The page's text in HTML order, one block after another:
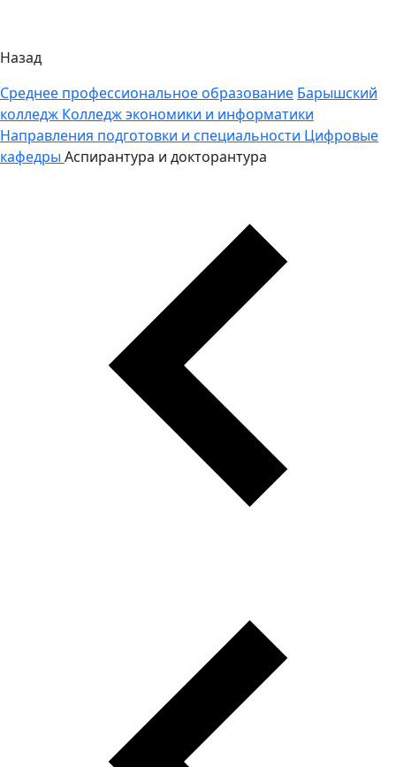
Назад
Среднее профессиональное образование Барышский
колледж Колледж экономики и информатики
Направления подготовки и специальности Цифровые
кафедры Аспирантура и докторантура